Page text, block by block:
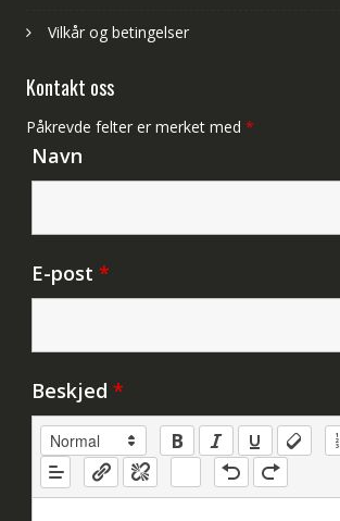
Vilkår og betingelser
Kontakt oss
Påkrevde felter er merket med *
Navn
E-post *
Beskjed *